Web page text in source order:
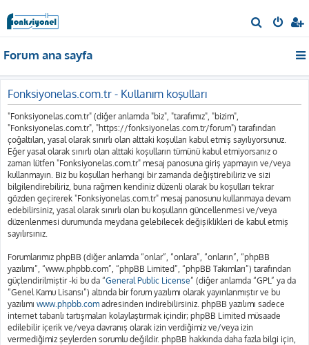
r
Forum ana sayfa
Fonksiyonelas.com.tr - Kullanım koşulları
"Fonksiyonelas.com.tr" (diğer anlamda "biz", "tarafımız", "bizim",
"Fonksiyonelas.com.tr", "https://fonksiyonelas.com.tr/forum") tarafından
çoğaltılan, yasal olarak sınırlı olan alttaki koşulları kabul etmiş sayılıyorsunuz.
Eğer yasal olarak sınırlı olan alttaki koşulların tümünü kabul etmiyorsanız o
zaman lütfen "Fonksiyonelas.com.tr" mesaj panosuna giriş yapmayın ve/veya
kullanmayın. Biz bu koşulları herhangi bir zamanda değiştirebiliriz ve sizi
bilgilendirebiliriz, buna rağmen kendiniz düzenli olarak bu koşulları tekrar
gözden geçirerek "Fonksiyonelas.com.tr" mesaj panosunu kullanmaya devam
edebilirsiniz, yasal olarak sınırlı olan bu koşulların güncellenmesi ve/veya
düzenlenmesi durumunda meydana gelebilecek değişiklikleri de kabul etmiş
sayılırsınız.
Forumlarımız phpBB (diğer anlamda “onlar”, “onlara”, “onların”, “phpBB
yazılımı”, “www.phpbb.com”, “phpBB Limited”, “phpBB Takımları”) tarafından
güçlendirilmiştir -ki bu da “General Public License” (diğer anlamda “GPL” ya da
“Genel Kamu Lisansı”) altında bir forum yazılımı olarak yayınlanmıştır ve bu
yazılımı www.phpbb.com adresinden indirebilirsiniz. phpBB yazılımı sadece
internet tabanlı tartışmaları kolaylaştırmak içindir; phpBB Limited müsaade
edilebilir içerik ve/veya davranış olarak izin verdiğimiz ve/veya izin
vermediğimiz şeylerden sorumlu değildir. phpBB hakkında daha fazla bilgi için,